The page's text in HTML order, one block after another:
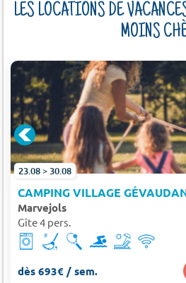
LES LOCATIONS DE
MOINS
23.08 > 30.08
CAMPING VILLAGE
Marvejols
Gîte 4 pers.
dès 693€ / sem.